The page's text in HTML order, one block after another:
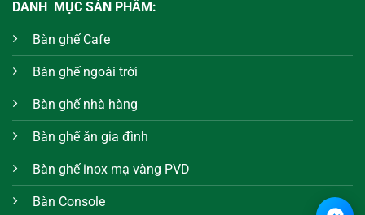
DANH MỤC SẢN PHẨM:
Bàn ghế Cafe
Bàn ghế ngoài trời
Bàn ghế nhà hàng
Bàn ghế ăn gia đình
Bàn ghế inox mạ vàng PVD
Bàn Console